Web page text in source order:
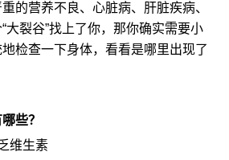
的营养不良、心脏病、肝脏疾病、
大裂谷”找上了你，那你确实需要小
检查一下身体，看看是哪里出现了
些？
维生素